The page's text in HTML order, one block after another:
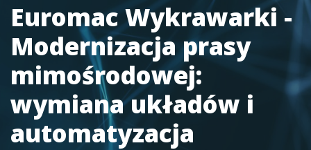
Euromac Wykrawarki -
Modernizacja prasy
mimośrodowej:
wymiana układów i
automatyzacja